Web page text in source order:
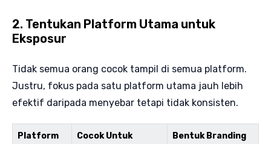
2. Tentukan Platform Utama untuk
Eksposur
Tidak semua orang cocok tampil di semua platform.
Justru, fokus pada satu platform utama jauh lebih
efektif daripada menyebar tetapi tidak konsisten.
Platform Cocok Untuk
Bentuk Branding